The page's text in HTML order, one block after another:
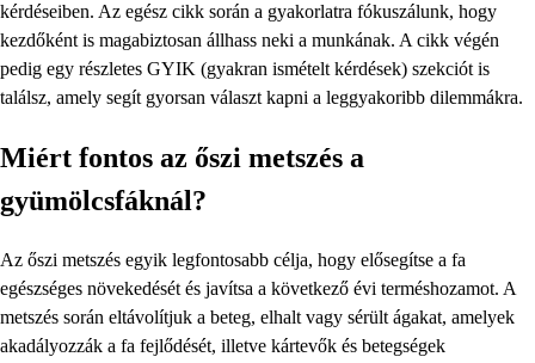
kérdéseiben. Az egész cikk során a gyakorlatra fókuszálunk, hogy
kezdőként is magabiztosan állhass neki a munkának. A cikk végén
pedig egy részletes GYIK (gyakran ismételt kérdések) szekciót is
találsz, amely segít gyorsan választ kapni a leggyakoribb dilemmákra.
Miért fontos az őszi metszés a
gyümölcsfáknál?
Az őszi metszés egyik legfontosabb célja, hogy elősegítse a fa
egészséges növekedését és javítsa a következő évi terméshozamot. A
metszés során eltávolítjuk a beteg, elhalt vagy sérült ágakat, amelyek
akadályozzák a fa fejlődését, illetve kártevők és betegségek